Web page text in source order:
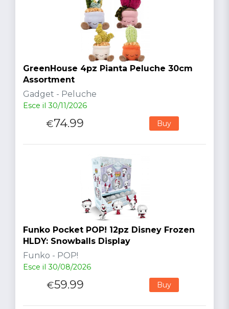
GreenHouse 4pz Pianta Peluche 30cm
Assortment
Gadget - Peluche
Esce il 30/11/2026
€74.99 Buy
Funko Pocket POP! 12pz Disney Frozen
HLDY: Snowballs Display
Funko - POP!
Esce il 30/08/2026
€59.99 Buy